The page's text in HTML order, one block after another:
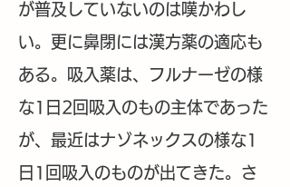
が普及していないのは嘆かわし
い。更に鼻閉には漢方薬の適応も
ある。吸入薬は、フルナーゼの様
な1日2回吸入のもの主体であった
が、最近はナゾネックスの様な1
日1回吸入のものが出てきた。さ